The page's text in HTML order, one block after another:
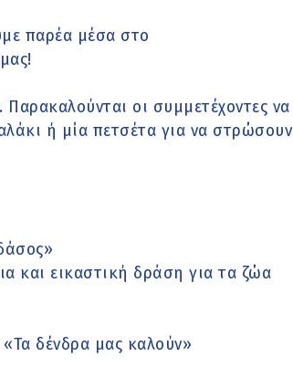
παρέα μέσα στο
οι συμμετέχοντες να
ή μία πετσέτα για να στρώσουν
και εικαστική δράση για τα ζώα
δένδρα μας καλούν»